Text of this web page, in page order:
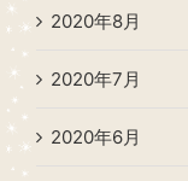
2020年8月
2020年7月
2020年6月